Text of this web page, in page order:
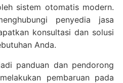
sistem otomatis modern.
penyedia jasa
konsultasi dan solusi
Anda.
panduan dan pendorong
pembaruan pada